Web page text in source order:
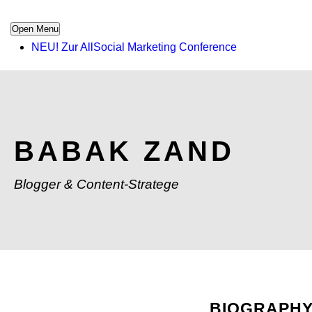
Open Menu
NEU! Zur AllSocial Marketing Conference
BABAK ZAND
Blogger & Content-Stratege